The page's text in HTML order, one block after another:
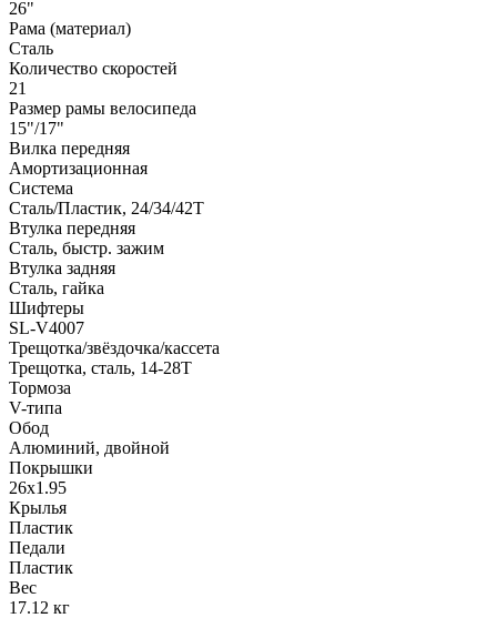
26"
Рама (материал)
Сталь
Количество скоростей
21
Размер рамы велосипеда
15"/17"
Вилка передняя
Амортизационная
Система
Сталь/Пластик, 24/34/42Т
Втулка передняя
Сталь, быстр. зажим
Втулка задняя
Сталь, гайка
Шифтеры
SL-V4007
Трещотка/звёздочка/кассета
Трещотка, сталь, 14-28Т
Тормоза
V-типа
Обод
Алюминий, двойной
Покрышки
26x1.95
Крылья
Пластик
Педали
Пластик
Вес
17.12 кг